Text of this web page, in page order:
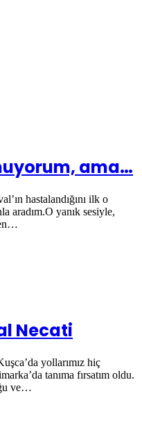
ama…
hastalandığını ilk o
aradım.O yanık sesiyle,
Necati
yollarımız hiç
tanıma fırsatım oldu.
ve…